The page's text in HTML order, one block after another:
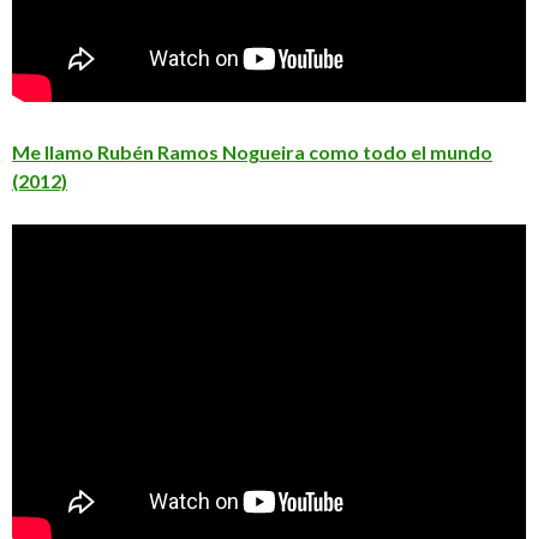
Me llamo Rubén Ramos Nogueira como todo el mundo
(2012)